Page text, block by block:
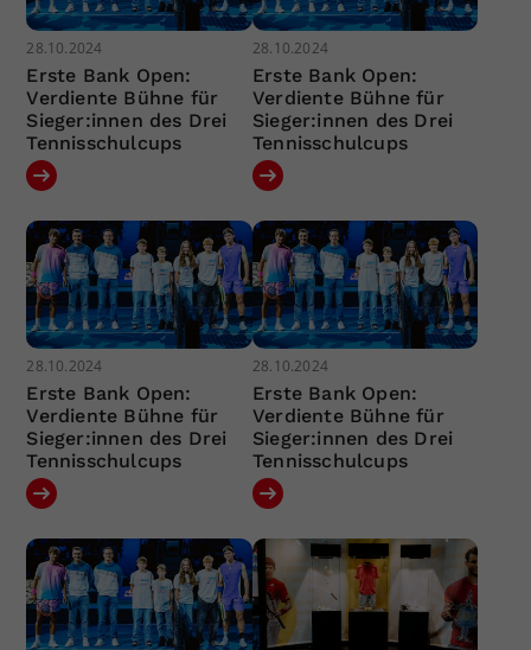
28.10.2024
Erste Bank Open:
Verdiente Bühne für
Sieger:innen des Drei
Tennisschulcups
28.10.2024
Erste Bank Open:
Verdiente Bühne für
Sieger:innen des Drei
Tennisschulcups
28.10.2024
Erste Bank Open:
Verdiente Bühne für
Sieger:innen des Drei
Tennisschulcups
28.10.2024
Erste Bank Open:
Verdiente Bühne für
Sieger:innen des Drei
Tennisschulcups